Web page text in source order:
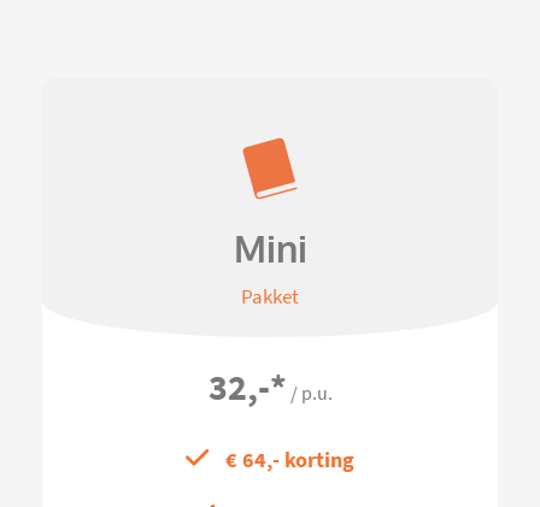
Mini
Pakket
32,-* / p.u.
€ 64,- korting